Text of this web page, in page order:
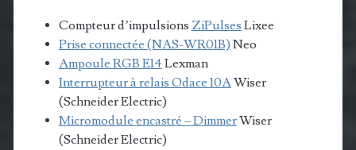
Compteur d’impulsions ZiPulses Lixee
Prise connectée (NAS-WR01B) Neo
Ampoule RGB E14Lexman
Interrupteur à relais Odace 10AWiser
(Schneider Electric)
Micromodule encastré – DimmerWiser
(Schneider Electric)